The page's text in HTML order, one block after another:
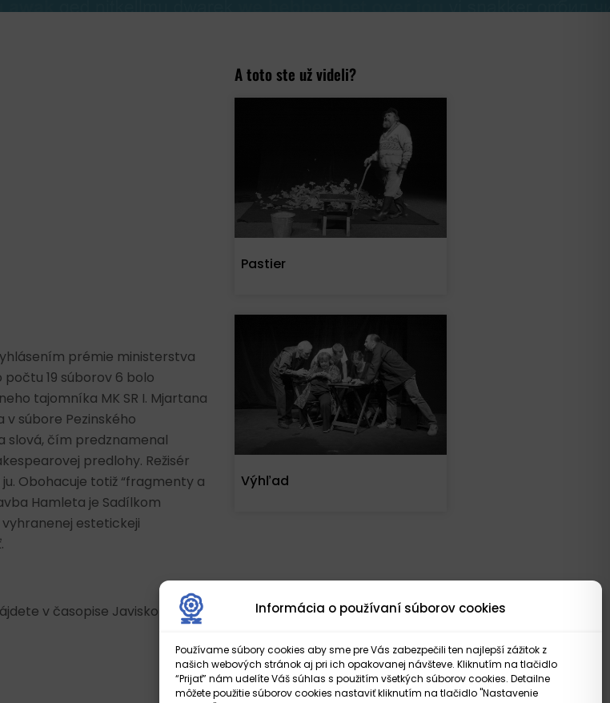
Informácia o používaní súborov cookies
Používame súbory cookies aby sme pre Vás zabezpečili ten najlepší zážitok z
našich webových stránok aj pri ich opakovanej návšteve. Kliknutím na tlačidlo
“Prijať” nám udelíte Váš súhlas s použitím všetkých súborov cookies. Detailne
môžete použitie súborov cookies nastaviť kliknutím na tlačidlo "Nastavenie
prémie ministerstva
19 súborov 6 bolo
tajomníka MK SR I. Mjartana
v súbore Pezinského
slová, čím predznamenal
predlohy. Režisér
Obohacuje totiž “fragmenty a
Hamleta je Sadílkom
estetickeji
v časopise Javisko z roku
A toto ste už videli?
Pastier
Výhľad